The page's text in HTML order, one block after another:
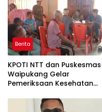
Berita
KPOTI NTT dan Puskesmas
Waipukang Gelar
Pemeriksaan Kesehatan